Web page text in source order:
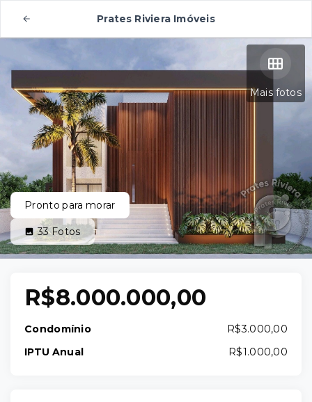
Prates Riviera Imóveis
Mais fotos
Pronto para morar
33Fotos
R$8.000.000,00
Condomínio
R$3.000,00
IPTU Anual
R$1.000,00